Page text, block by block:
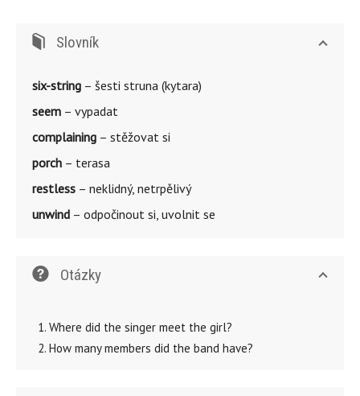
Slovník
six-string – šesti struna (kytara)
seem – vypadat
complaining – stěžovat si
porch – terasa
restless – neklidný, netrpělivý
unwind – odpočinout si, uvolnit se
Otázky
Where did the singer meet the girl?
How many members did the band have?